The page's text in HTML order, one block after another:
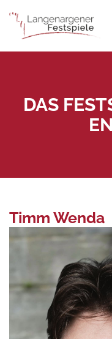
DAS
Timm Wenda